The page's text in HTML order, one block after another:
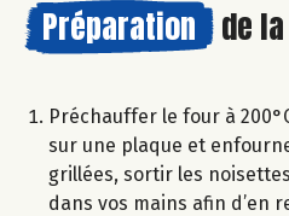
Préparation de la
Préchauffer le four à
sur une plaque et
grillées, sortir les
dans vos mains afin d’en